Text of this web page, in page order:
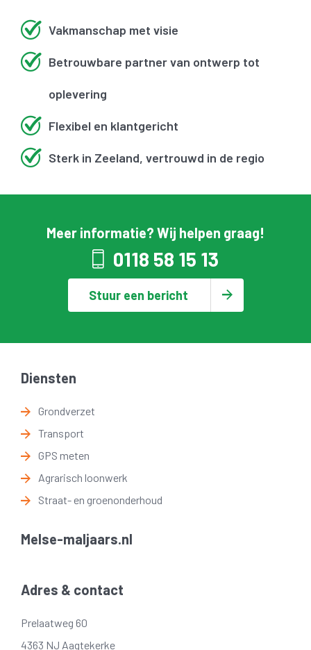
Vakmanschap met visie
Betrouwbare partner van ontwerp tot
oplevering
Flexibel en klantgericht
Sterk in Zeeland, vertrouwd in de regio
Meer informatie? Wij helpen graag!
0118 58 15 13
Stuur een bericht
Diensten
Grondverzet
Transport
GPS meten
Agrarisch loonwerk
Straat- en groenonderhoud
Melse-maljaars.nl
Adres & contact
Prelaatweg 60
4363 NJ Aagtekerke